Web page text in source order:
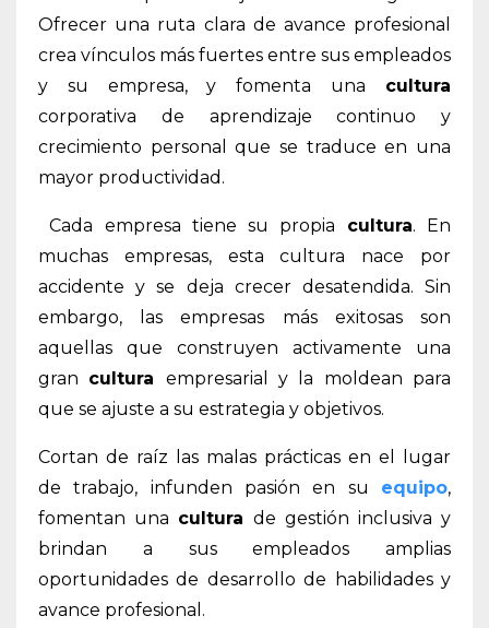
Ofrecer una ruta clara de avance profesional
crea vínculos más fuertes entre sus empleados
y su empresa, y
fomenta una cultura
corporativa de aprendizaje continuo y
crecimiento personal que se traduce en una
mayor productividad.
Cada empresa tiene su propia cultura. En
muchas empresas, esta cultura nace por
accidente y se deja crecer desatendida. Sin
embargo, las empresas más exitosas son
aquellas que construyen activamente una
gran cultura empresarial y la moldean para
que se ajuste a su estrategia y objetivos.
Cortan de raíz las malas prácticas en el lugar
de trabajo, infunden pasión en su equipo,
fomentan una cultura de gestión inclusiva y
brindan a sus empleados amplias
oportunidades de desarrollo de habilidades y
avance profesional.